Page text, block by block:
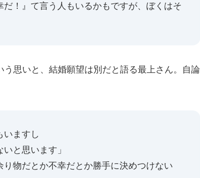
だ！』て言う人もいるかもですが、ぼくはそ
思いと、結婚願望は別だと語る最上さん。自論
いますし
と思います」
り物だとか不幸だとか勝手に決めつけない